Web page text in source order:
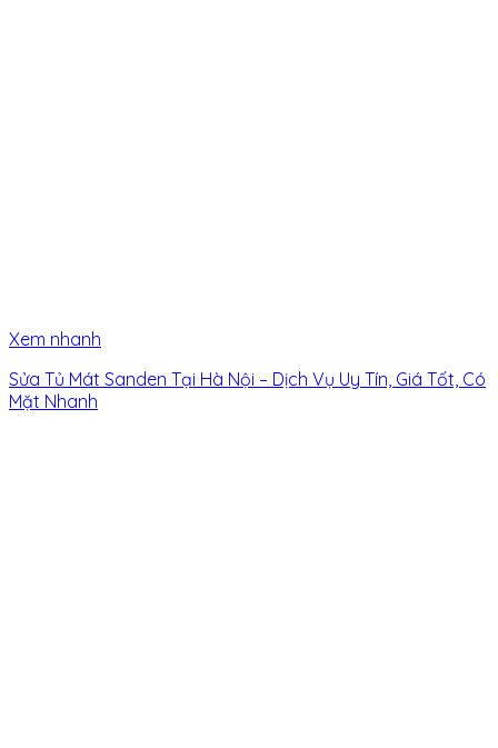
Xem nhanh
Sửa Tủ Mát Sanden Tại Hà Nội – Dịch Vụ Uy Tín, Giá Tốt, Có
Mặt Nhanh